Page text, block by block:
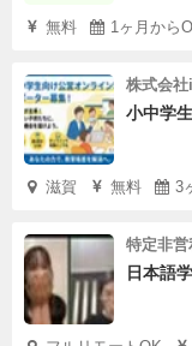
無料 1ヶ月から
株式会
小中学
滋賀 無料 3
特定非
日本語